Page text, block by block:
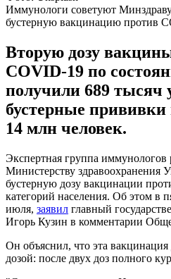
Иммунологи советуют
бустерную вакцинацию против
Вторую дозу
COVID-19 по
получили 689 тысяч
бустерные прививки
14 млн человек.
Экспертная группа иммунологов
Министерству здравоохранения
бустерную дозу вакцинации
категорий населения. Об этом в
июля, заявил главный
Игорь Кузин в комментарии
Он объяснил, что эта вакцинация
дозой: после двух доз полного